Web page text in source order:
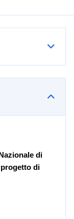
di
progetto di